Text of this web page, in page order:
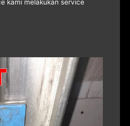
kami melakukan service